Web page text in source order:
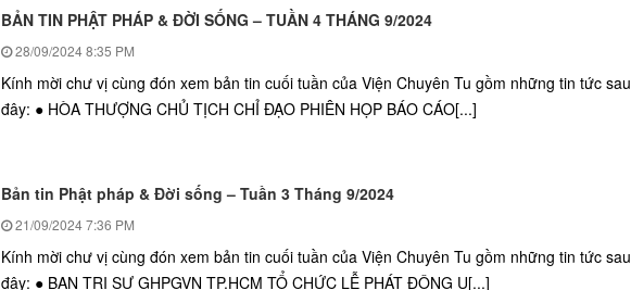
BẢN TIN PHẬT PHÁP & ĐỜI SỐNG – TUẦN 4 THÁNG 9/2024
28/09/20248:35 PM
Kính mời chư vị cùng đón xem bản tin cuối tuần của Viện Chuyên Tu gồm những tin tức sau
đây: ● HÒA THƯỢNG CHỦ TỊCH CHỈ ĐẠO PHIÊN HỌP BÁO CÁO[...]
Bản tin Phật pháp & Đời sống – Tuần 3 Tháng 9/2024
21/09/20247:36 PM
Kính mời chư vị cùng đón xem bản tin cuối tuần của Viện Chuyên Tu gồm những tin tức sau
đây: ● BAN TRỊ SỰ GHPGVN TP.HCM TỔ CHỨC LỄ PHÁT ĐỘNG U[...]